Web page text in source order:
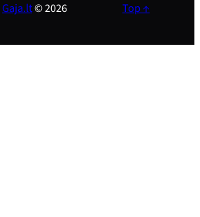
Gaja.lt© 2026 Top ↑